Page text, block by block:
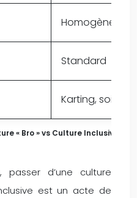
« Bro » vs Culture Inclusive :
Homogène
Standard
Karting, soirées
d’une culture
est un acte de